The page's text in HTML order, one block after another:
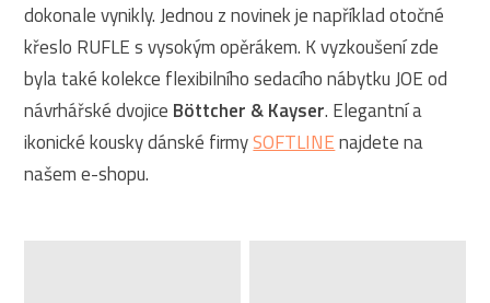
dokonale vynikly. Jednou z novinek je například otočné
křeslo RUFLE s vysokým opěrákem. K vyzkoušení zde
byla také kolekce flexibilního sedacího nábytku JOE od
návrhářské dvojice Böttcher & Kayser. Elegantní a
ikonické kousky dánské firmySOFTLINEnajdete na
našem e-shopu.